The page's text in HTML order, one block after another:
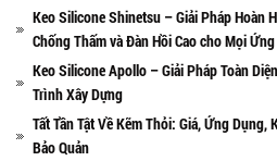
Keo Silicone Shinetsu – Giải Pháp Hoàn
Chống Thấm và Đàn Hồi Cao cho Mọi
Keo Silicone Apollo – Giải Pháp Toàn
Trình Xây Dựng
Tất Tần Tật Về Kẽm Thỏi: Giá, Ứng Dụng,
Bảo Quản